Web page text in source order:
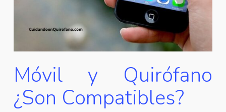
Móvil y Quirófano
¿Son Compatibles?